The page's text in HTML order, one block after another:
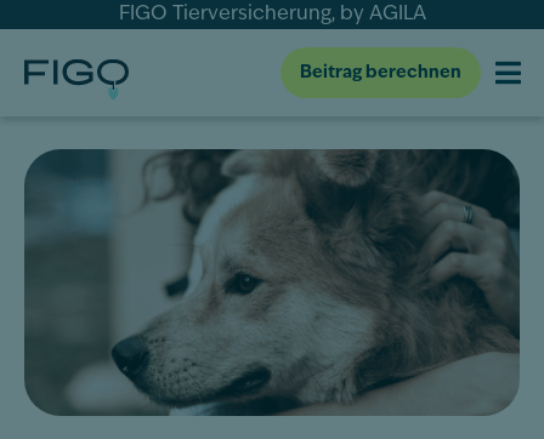
FIGO Tierversicherung, by AGILA
Beitrag berechnen